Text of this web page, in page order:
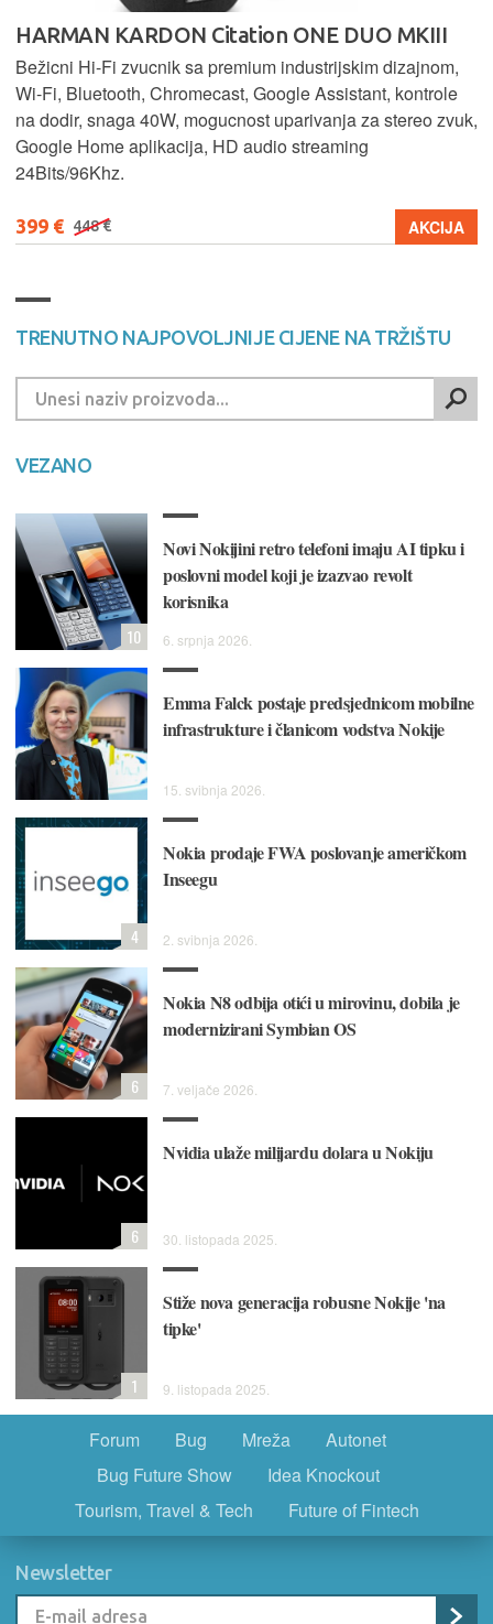
HARMAN KARDON Citation ONE DUO MKIII
Bežicni Hi-Fi zvucnik sa premium industrijskim dizajnom,
Wi-Fi, Bluetooth, Chromecast, Google Assistant, kontrole
na dodir, snaga 40W, mogucnost uparivanja za stereo zvuk,
Google Home aplikacija, HD audio streaming
24Bits/96Khz.
399 € 448 € AKCIJA
TRENUTNO NAJPOVOLJNIJE CIJENE NA TRŽIŠTU
VEZANO
Novi Nokijini retro telefoni imaju AI tipku i
poslovni model koji je izazvao revolt
korisnika
6. srpnja 2026.
10
Emma Falck postaje predsjednicom mobilne
infrastrukture i članicom vodstva Nokije
15. svibnja 2026.
Nokia prodaje FWA poslovanje američkom
Inseegu
2. svibnja 2026.
4
Nokia N8 odbija otići u mirovinu, dobila je
modernizirani Symbian OS
7. veljače 2026.
6
Nvidia ulaže milijardu dolara u Nokiju
30. listopada 2025.
6
Stiže nova generacija robusne Nokije 'na
tipke'
9. listopada 2025.
1
Forum Bug Mreža
Autonet
Bug Future Show
Idea Knockout
Tourism, Travel & Tech
Future of Fintech
Newsletter